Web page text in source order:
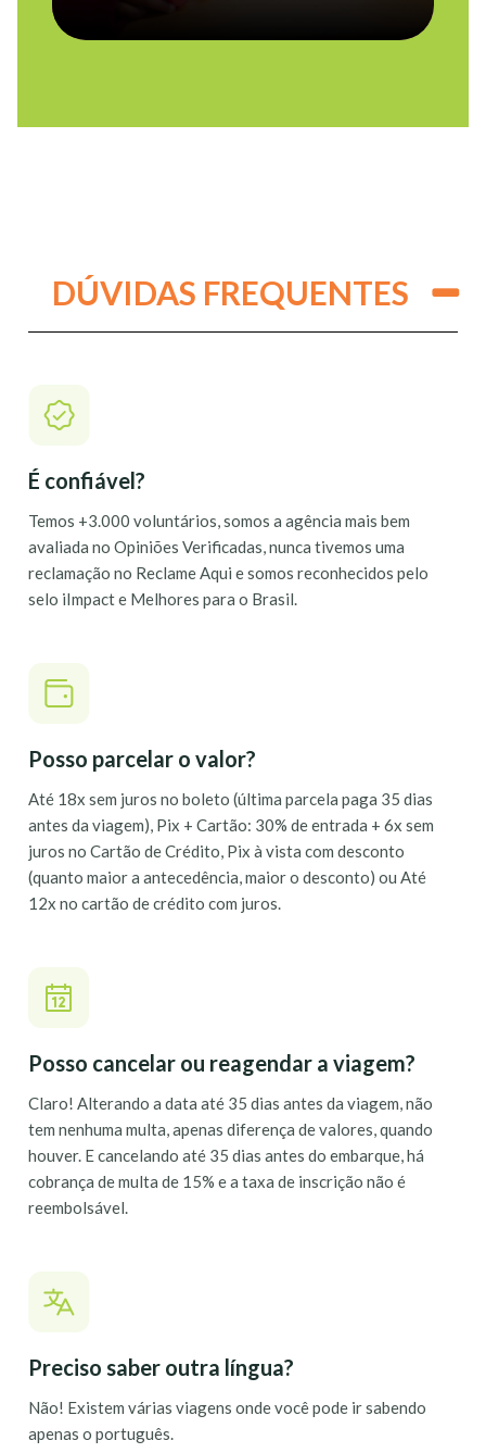
DÚVIDAS FREQUENTES
É confiável?
Temos +3.000 voluntários, somos a agência mais bem
avaliada no Opiniões Verificadas, nunca tivemos uma
reclamação no Reclame Aqui e somos reconhecidos pelo
selo iImpact e Melhores para o Brasil.
Posso parcelar o valor?
Até 18x sem juros no boleto (última parcela paga 35 dias
antes da viagem), Pix + Cartão: 30% de entrada + 6x sem
juros no Cartão de Crédito, Pix à vista com desconto
(quanto maior a antecedência, maior o desconto) ou Até
12x no cartão de crédito com juros.
Posso cancelar ou reagendar a viagem?
Claro! Alterando a data até 35 dias antes da viagem, não
tem nenhuma multa, apenas diferença de valores, quando
houver. E cancelando até 35 dias antes do embarque, há
cobrança de multa de 15% e a taxa de inscrição não é
reembolsável.
Preciso saber outra língua?
Não! Existem várias viagens onde você pode ir sabendo
apenas o português.